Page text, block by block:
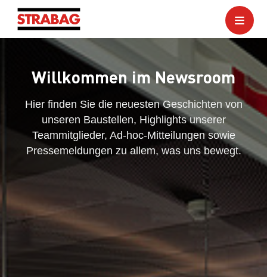
Willkommen im Newsroom
Hier finden Sie die neuesten Geschichten von
unseren Baustellen, Highlights unserer
Teammitglieder, Ad-hoc-Mitteilungen sowie
Pressemeldungen zu allem, was uns bewegt.